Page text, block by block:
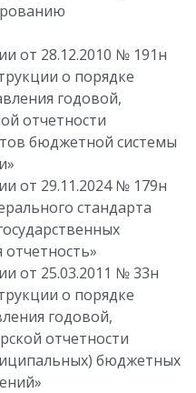
от 28.12.2010 № 191н
о порядке
годовой,
отчетности
бюджетной системы
от 29.11.2024 № 179н
стандарта
от 25.03.2011 № 33н
о порядке
годовой,
отчетности
бюджетных